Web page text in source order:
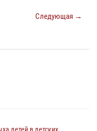
Следующая →